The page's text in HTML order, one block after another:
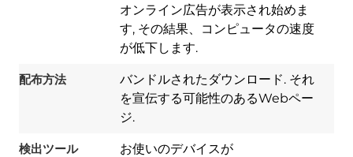
オンライン広告が表示され始めま
す, その結果、コンピュータの速度
が低下します.
配布方法
バンドルされたダウンロード. それ
を宣伝する可能性のあるWebペー
ジ.
検出ツール
お使いのデバイスが
Download
Spy Hunter